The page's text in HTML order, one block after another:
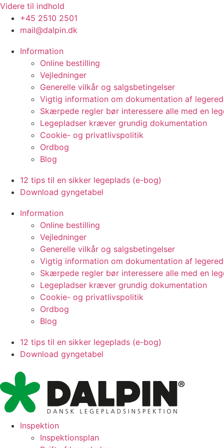
Videre til indhold
+45 2510 2501
mail@dalpin.dk
Information
Online bestilling
Vejledninger
Generelle vilkår og salgsbetingelser
Vigtig information om dokumentation af
Skærpede regler bør interessere alle med en
Legepladser kræver grundig dokumentation
Cookie- og privatlivspolitik
Ordbog
Blog
12 tips til en sikker legeplads (e-bog)
Download gyngetabel
Information
Online bestilling
Vejledninger
Generelle vilkår og salgsbetingelser
Vigtig information om dokumentation af
Skærpede regler bør interessere alle med en
Legepladser kræver grundig dokumentation
Cookie- og privatlivspolitik
Ordbog
Blog
12 tips til en sikker legeplads (e-bog)
Download gyngetabel
Inspektion
Inspektionsplan